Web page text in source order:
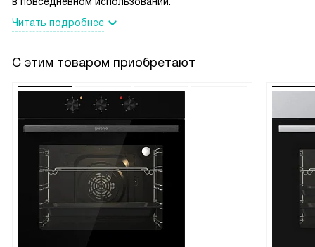
Читать подробнее
С этим товаром приобретают